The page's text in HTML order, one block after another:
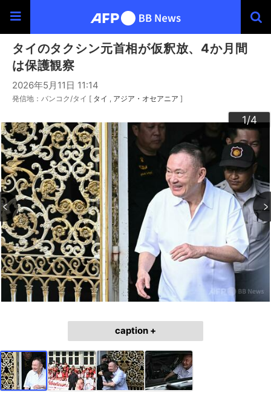
タイのタクシン元首相が仮釈放、4か月間
は保護観察
2026年5月11日 11:14
発信地：バンコク/タイ [ タイ アジア・オセアニア ]
1/4
2/4
3/4
4/4
caption +